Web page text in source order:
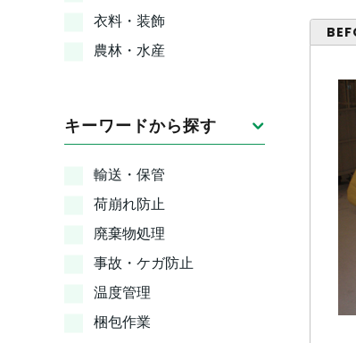
衣料・装飾
農林・水産
キーワードから探す
輸送・保管
荷崩れ防止
廃棄物処理
事故・ケガ防止
温度管理
梱包作業